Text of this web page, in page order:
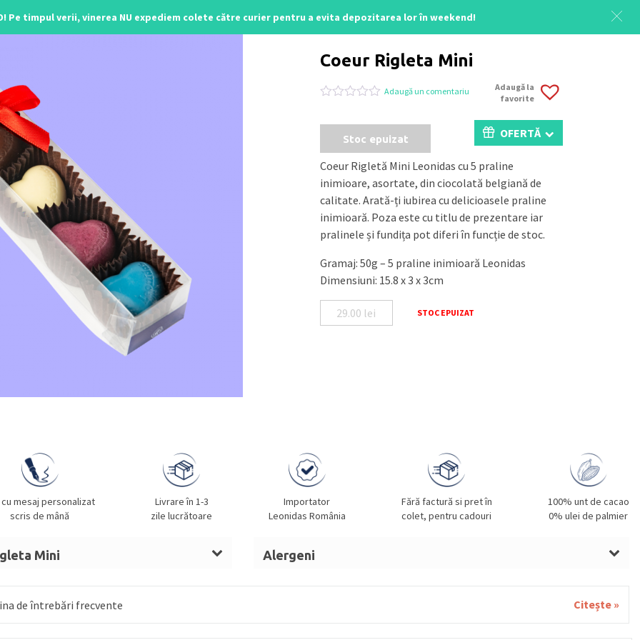
Pe timpul verii, vinerea NU expediem colete către curier pentru a evita depozitarea lor în weekend!
Coeur Rigleta Mini
5
pe
a
evaluări
la
clienți
Adaugă un comentariu
Adaugă la
favorite
Stoc epuizat OFERTĂ
Coeur Rigletă Mini Leonidas cu 5 praline
inimioare, asortate, din ciocolată belgiană de
calitate. Arată-ți iubirea cu delicioasele praline
inimioară. Poza este cu titlu de prezentare iar
pralinele și fundița pot diferi în funcție de stoc.
Gramaj: 50g – 5 praline inimioară Leonidas
Dimensiuni: 15.8 x 3 x 3cm
29.00 lei STOC EPUIZAT
cu mesaj personalizat
scris de mână
Livrare în 1-3
zile lucrătoare
Importator
Leonidas România
Fără factură si pret în
colet, pentru cadouri
100% unt de cacao
0% ulei de palmier
Mini
de glucoză,UNT (LAPTE),
Alergeni
de întrebări frecvente Citește »